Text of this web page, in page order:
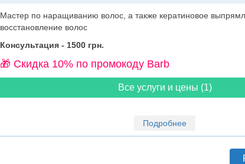
Мастер по наращиванию волос, а также кератиновое
восстановление волос
Консультация - 1500 грн.
🎁 Cкидка 10% по промокоду Barb
Все услуги и цены (1)
Подробнее